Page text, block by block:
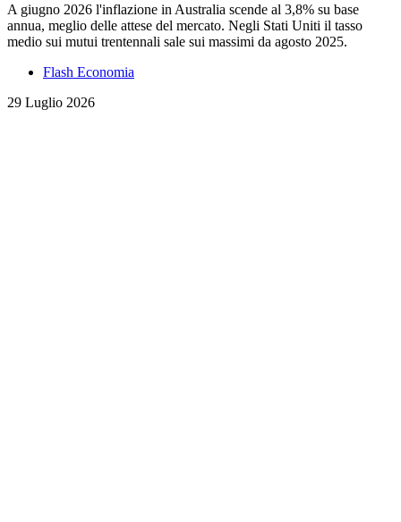
A giugno 2026 l'inflazione in Australia scende al 3,8% su base
annua, meglio delle attese del mercato. Negli Stati Uniti il tasso
medio sui mutui trentennali sale sui massimi da agosto 2025.
Flash Economia
29 Luglio 2026